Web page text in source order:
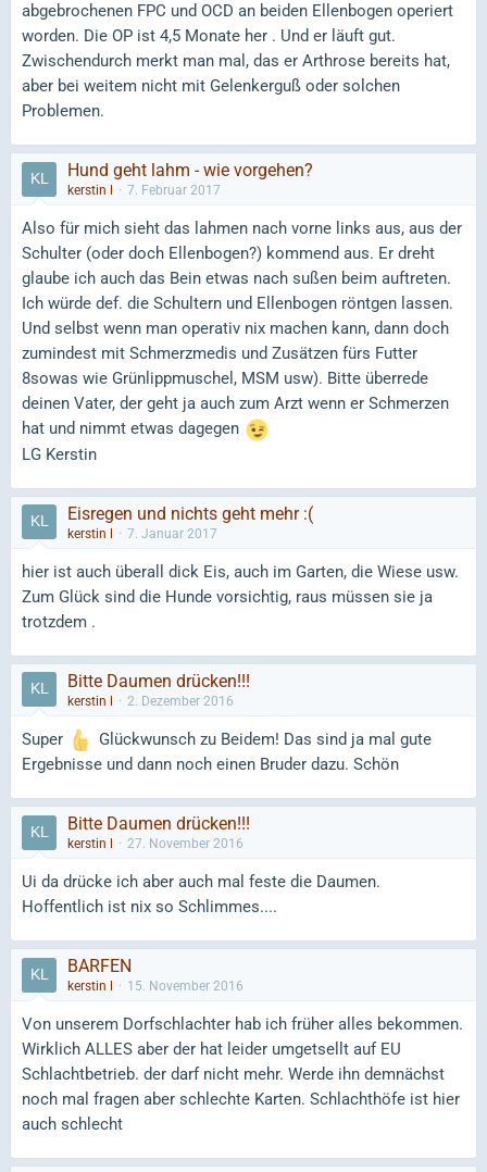
abgebrochenen FPC und OCD an beiden Ellenbogen operiert
worden. Die OP ist 4,5 Monate her . Und er läuft gut.
Zwischendurch merkt man mal, das er Arthrose bereits hat,
aber bei weitem nicht mit Gelenkerguß oder solchen
Problemen.
Hund geht lahm - wie vorgehen?
kerstin l 7. Februar 2017
Also für mich sieht das lahmen nach vorne links aus, aus der
Schulter (oder doch Ellenbogen?) kommend aus. Er dreht
glaube ich auch das Bein etwas nach sußen beim auftreten.
Ich würde def. die Schultern und Ellenbogen röntgen lassen.
Und selbst wenn man operativ nix machen kann, dann doch
zumindest mit Schmerzmedis und Zusätzen fürs Futter
8sowas wie Grünlippmuschel, MSM usw). Bitte überrede
deinen Vater, der geht ja auch zum Arzt wenn er Schmerzen
hat und nimmt etwas dagegen
LG Kerstin
Eisregen und nichts geht mehr :(
kerstin l 7. Januar 2017
hier ist auch überall dick Eis, auch im Garten, die Wiese usw.
Zum Glück sind die Hunde vorsichtig, raus müssen sie ja
trotzdem .
Bitte Daumen drücken!!!
kerstin l 2. Dezember 2016
Super
Glückwunsch zu Beidem! Das sind ja mal gute
Ergebnisse und dann noch einen Bruder dazu. Schön
Bitte Daumen drücken!!!
kerstin l 27. November 2016
Ui da drücke ich aber auch mal feste die Daumen.
Hoffentlich ist nix so Schlimmes....
BARFEN
kerstin l 15. November 2016
Von unserem Dorfschlachter hab ich früher alles bekommen.
Wirklich ALLES aber der hat leider umgetsellt auf EU
Schlachtbetrieb. der darf nicht mehr. Werde ihn demnächst
noch mal fragen aber schlechte Karten. Schlachthöfe ist hier
auch schlecht